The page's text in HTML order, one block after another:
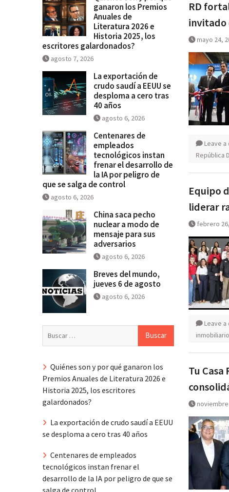
Historia 2025, los escritores
galardonados?
RD
invitado
mayo 24,
Leave
República
Equipo
liderar
febrero
Leave
inmobiliario
Tu Casa
noviembre
ganaron los Premios
Anuales de
Literatura 2026 e
Historia 2025, los
escritores galardonados?
agosto 7, 2026
La exportación de
crudo saudí a EEUU se
desploma a cero tras
40 años
agosto 6, 2026
Centenares de
empleados
tecnológicos instan
frenar el desarrollo de
la IA por peligro de
que se salga de control
agosto 6, 2026
China saca pecho
nuclear a modo de
mensaje para sus
adversarios
agosto 6, 2026
Breves del mundo,
jueves 6 de agosto
agosto 6, 2026
Quiénes son y por qué ganaron los
Premios Anuales de Literatura 2026 e
Historia 2025, los escritores
galardonados?
La exportación de crudo saudí a EEUU
se desploma a cero tras 40 años
Centenares de empleados
tecnológicos instan frenar el
desarrollo de la IA por peligro de que se